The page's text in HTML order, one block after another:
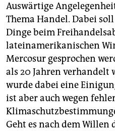
Auswärtige
Thema Handel. Dabei
Dinge beim
lateinamerikanischen
Mercosur gesprochen
als 20 Jahren verhandelt
wurde dabei eine
ist aber auch wegen
Geht es nach dem Willen